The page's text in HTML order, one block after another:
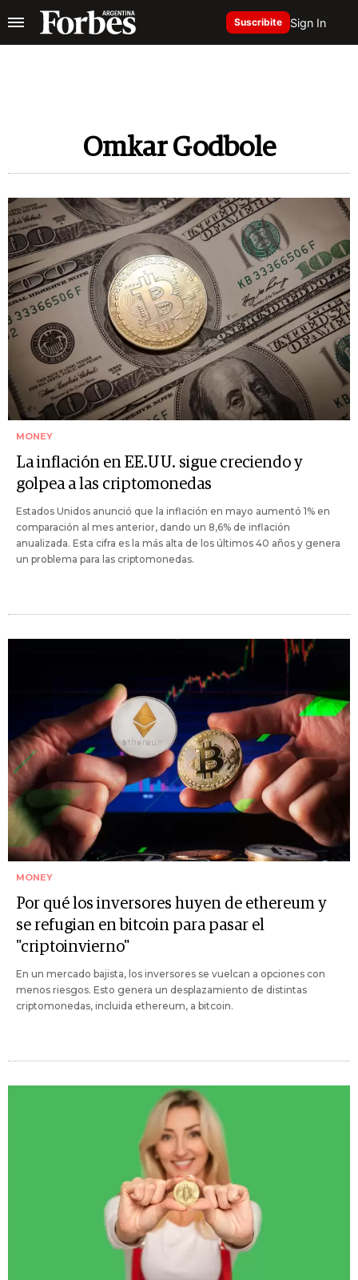
Suscribite Sign In
Omkar Godbole
MONEY
La inflación en EE.UU. sigue creciendo y
golpea a las criptomonedas
Estados Unidos anunció que la inflación en mayo aumentó 1% en
comparación al mes anterior, dando un 8,6% de inflación
anualizada. Esta cifra es la más alta de los últimos 40 años y genera
un problema para las criptomonedas.
MONEY
Por qué los inversores huyen de ethereum y
se refugian en bitcoin para pasar el
"criptoinvierno"
En un mercado bajista, los inversores se vuelcan a opciones con
menos riesgos. Esto genera un desplazamiento de distintas
criptomonedas, incluida ethereum, a bitcoin.